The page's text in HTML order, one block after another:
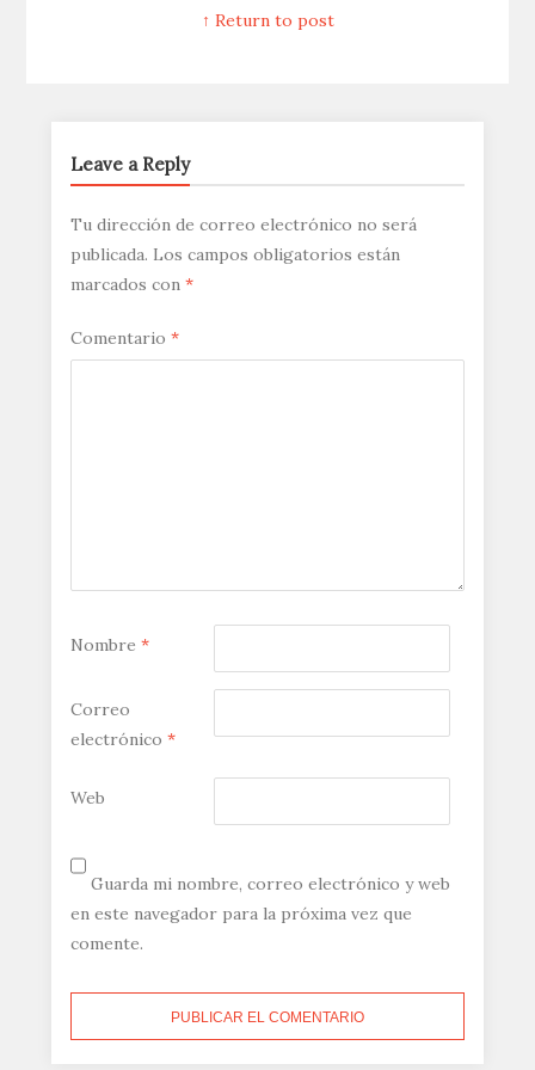
↑ Return to post
Leave a Reply
Tu dirección de correo electrónico no será
publicada. Los campos obligatorios están
marcados con *
Comentario *
Nombre *
Correo
electrónico *
Web
Guarda mi nombre, correo electrónico y web
en este navegador para la próxima vez que
comente.